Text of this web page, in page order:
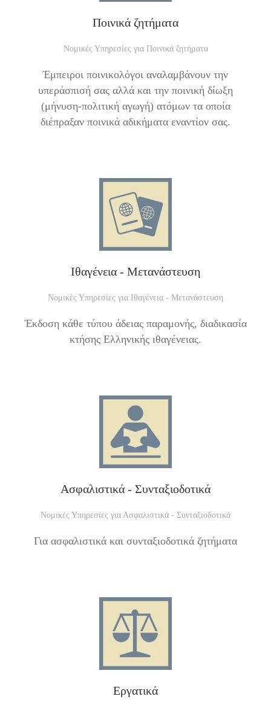
Ποινικά ζητήματα
Νομικές Υπηρεσίες για Ποινικά ζητήματα
Έμπειροι ποινικολόγοι αναλαμβάνουν την
υπεράσπισή σας αλλά και την ποινική δίωξη
(μήνυση-πολιτική αγωγή) ατόμων τα οποία
διέπραξαν ποινικά αδικήματα εναντίον σας.
Ιθαγένεια - Μετανάστευση
Νομικές Υπηρεσίες για Ιθαγένεια - Μετανάστευση
Έκδοση κάθε τύπου άδειας παραμονής, διαδικασία
κτήσης Ελληνικής ιθαγένειας.
Ασφαλιστικά - Συνταξιοδοτικά
Νομικές Υπηρεσίες για Ασφαλιστικά - Συνταξιοδοτικά
Για ασφαλιστικά και συνταξιοδοτικά ζητήματα
Εργατικά